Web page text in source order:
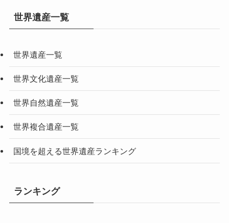
世界遺産一覧
世界遺産一覧
世界文化遺産一覧
世界自然遺産一覧
世界複合遺産一覧
国境を超える世界遺産ランキング
ランキング